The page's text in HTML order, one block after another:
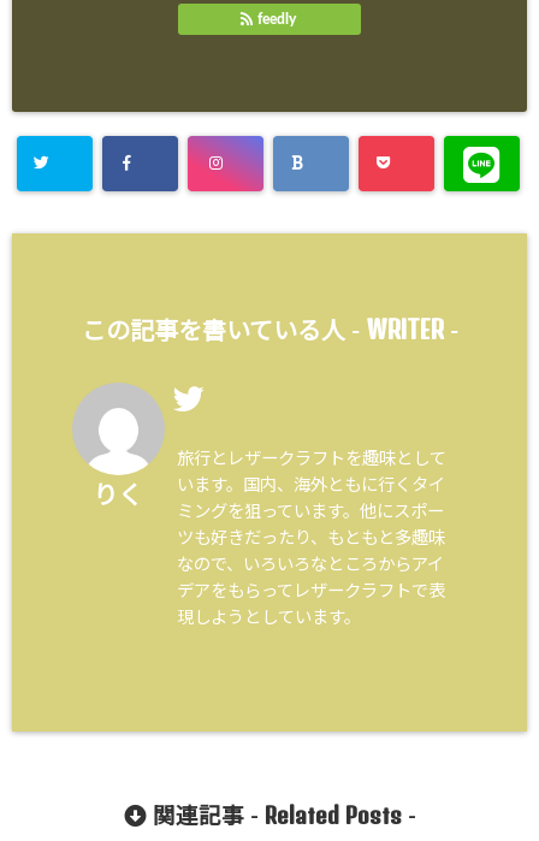
feedly
この記事を書いている人 - WRITER-
りく
旅行とレザークラフトを趣味として
います。国内、海外ともに行くタイ
ミングを狙っています。他にスポー
ツも好きだったり、もともと多趣味
なので、いろいろなところからアイ
デアをもらってレザークラフトで表
現しようとしています。
関連記事 - Related Posts-